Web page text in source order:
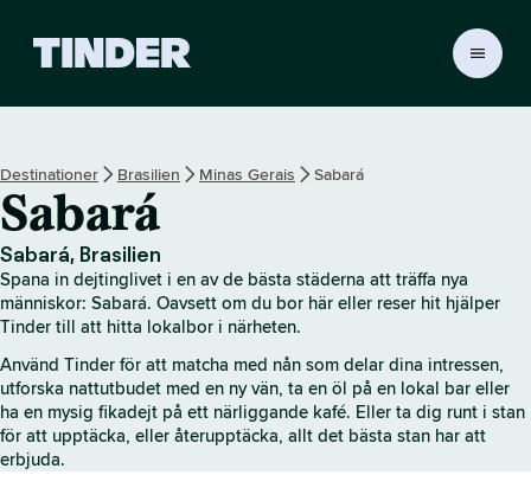
r
a
r
t
i
d
a
Destinationer Brasilien Minas Gerais Sabará
Sabará
Sabará, Brasilien
Spana in dejtinglivet i en av de bästa städerna att träffa nya
människor: Sabará. Oavsett om du bor här eller reser hit hjälper
Tinder till att hitta lokalbor i närheten.
Använd Tinder för att matcha med nån som delar dina intressen,
utforska nattutbudet med en ny vän, ta en öl på en lokal bar eller
ha en mysig fikadejt på ett närliggande kafé. Eller ta dig runt i stan
för att upptäcka, eller återupptäcka, allt det bästa stan har att
erbjuda.